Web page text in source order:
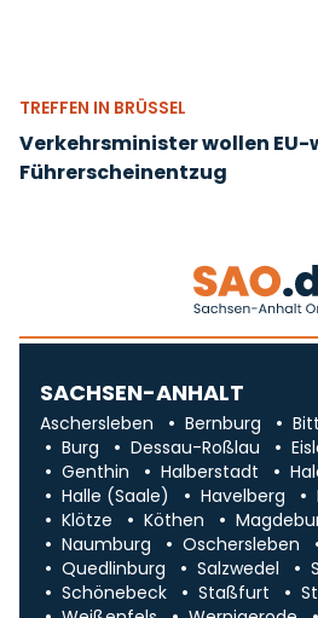
TREFFEN IN BRÜSSEL
Verkehrsminister wollen EU-
Führerscheinentzug
SACHSEN-ANHALT
Aschersleben Bernburg
Burg
Dessau-Roßlau
Genthin
Halberstadt
Halle (Saale)
Havelberg
Klötze
Köthen
Naumburg
Oschersleben
Quedlinburg
Salzwedel
Schönebeck
Staßfurt